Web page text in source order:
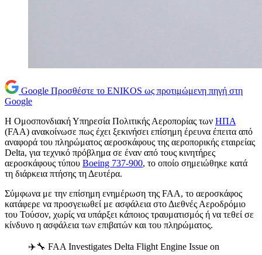
Google Προσθέστε το ENIKOS ως προτιμώμενη πηγή στη
Google
Η Ομοσπονδιακή Υπηρεσία Πολιτικής Αεροπορίας των ΗΠΑ
(FAA) ανακοίνωσε πως έχει ξεκινήσει επίσημη έρευνα έπειτα από
αναφορά του πληρώματος αεροσκάφους της αεροπορικής εταιρείας
Delta, για τεχνικό πρόβλημα σε έναν από τους κινητήρες
αεροσκάφους τύπου Boeing 737-900, το οποίο σημειώθηκε κατά
τη διάρκεια πτήσης τη Δευτέρα.
Σύμφωνα με την επίσημη ενημέρωση της FAA, το αεροσκάφος
κατάφερε να προσγειωθεί με ασφάλεια στο Διεθνές Αεροδρόμιο
του Τούσον, χωρίς να υπάρξει κάποιος τραυματισμός ή να τεθεί σε
κίνδυνο η ασφάλεια των επιβατών και του πληρώματος.
✈️🔧 FAA Investigates Delta Flight Engine Issue on